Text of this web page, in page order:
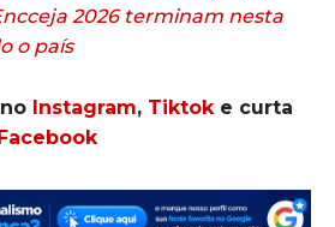
2026 terminam nesta
o país
Instagram, Tiktok e curta